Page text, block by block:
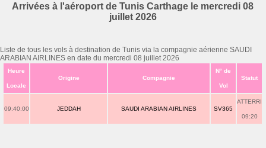
Arrivées à l'aéroport de Tunis Carthage le mercredi 08
juillet 2026
Liste de tous les vols à destination de Tunis via la compagnie aérienne SAUDI
ARABIAN AIRLINES en date du mercredi 08 juillet 2026
Heure
Locale
Origine Compagnie
N° de
Vol
Statut
09:40:00 JEDDAH SAUDI ARABIAN AIRLINES SV365
ATTERRI
09:20